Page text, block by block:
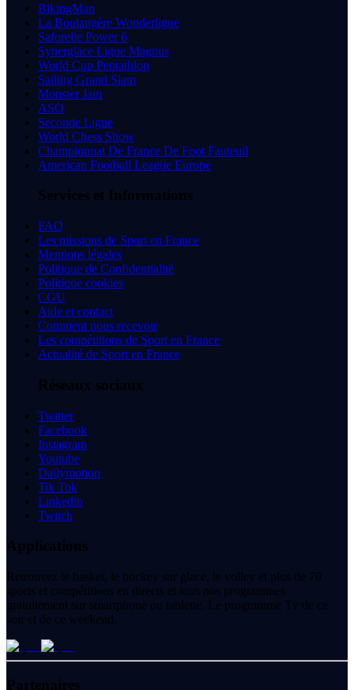
BikingMan
La Boulangère Wonderligue
Saforelle Power 6
Synerglace Ligue Magnus
World Cup Pentathlon
Sailing Grand Slam
Monster Jam
ASO
Seconde Ligue
World Chess Show
Championnat De France De Foot Fauteuil
American Football League Europe
Services et Informations
FAQ
Les missions de Sport en France
Mentions légales
Politique de Confidentialité
Politique cookies
CGU
Aide et contact
Comment nous recevoir
Les compétitions de Sport en France
Actualité de Sport en France
Réseaux sociaux
Twitter
Facebook
Instagram
Youtube
Dailymotion
Tik Tok
Linkedin
Twitch
Applications
Retrouvez le basket, le hockey sur glace, le volley et plus de 70
sports et compétitions en directs et tous nos programmes
gratuitement sur smartphone ou tablette. Le programme Tv de ce
soir et de ce weekend.
Partenaires